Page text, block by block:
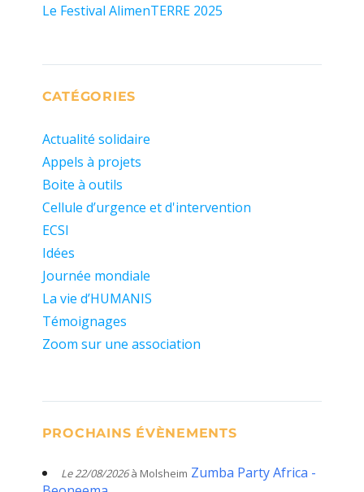
Le Festival AlimenTERRE 2025
CATÉGORIES
Actualité solidaire
Appels à projets
Boite à outils
Cellule d’urgence et d'intervention
ECSI
Idées
Journée mondiale
La vie d’HUMANIS
Témoignages
Zoom sur une association
PROCHAINS ÉVÈNEMENTS
Le 22/08/2026à Molsheim Zumba Party Africa -